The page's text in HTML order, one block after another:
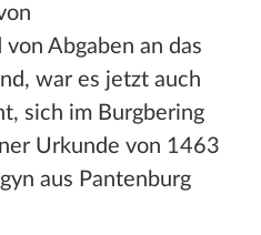
Abgaben an das
war es jetzt auch
sich im Burgbering
Urkunde von 1463
aus Pantenburg